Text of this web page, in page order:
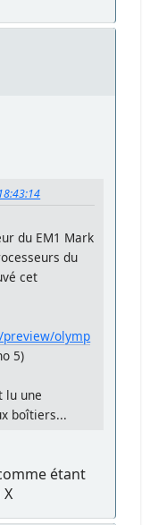
du EM1 Mark
du
cet
olymp
5)
lu une
boîtiers...
étant